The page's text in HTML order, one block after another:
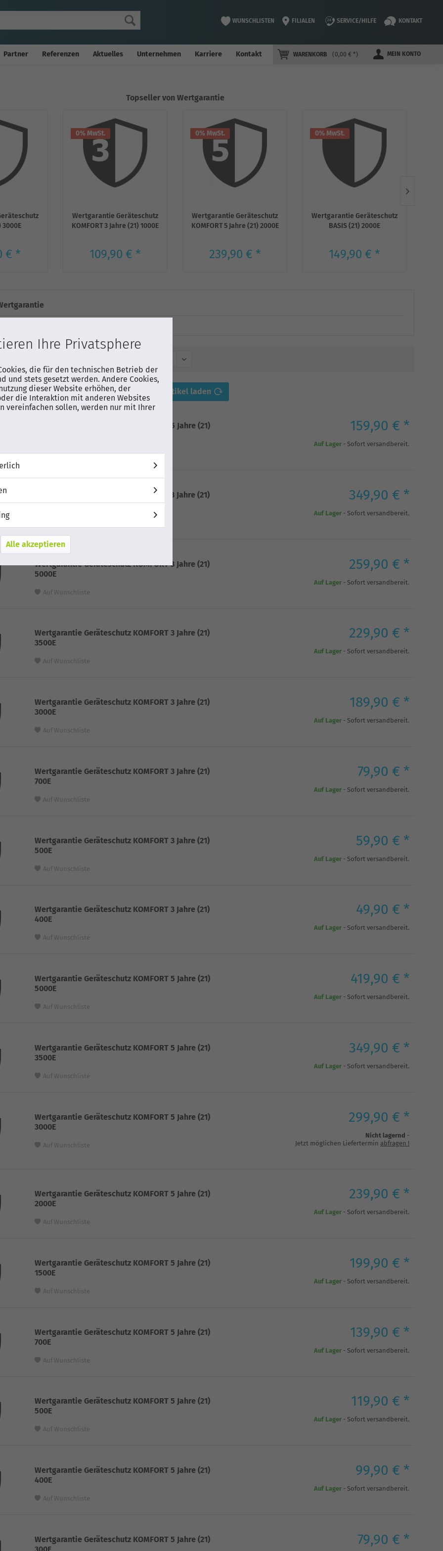
WUNSCHLISTEN FILIALEN SERVICE/HILFE KONTAKT
WARENKORB 0,00 € * MEIN KONTO
Partner Referenzen Aktuelles Unternehmen Karriere Kontakt
Ihre Privatsphere
die für den technischen Betrieb der
und stets gesetzt werden. Andere Cookies,
dieser Website erhöhen, der
die Interaktion mit anderen Websites
vereinfachen sollen, werden nur mit Ihrer
Alle akzeptieren
Topseller von Wertgarantie
3000E
€ *
0% MwSt.
Wertgarantie Geräteschutz
KOMFORT 3 Jahre (21) 1000E
109,90 € *
0% MwSt.
Wertgarantie Geräteschutz
KOMFORT 5 Jahre (21) 2000E
239,90 € *
0% MwSt.
Wertgarantie Geräteschutz
BASIS (21) 2000E
149,90 € *
Vorherige Artikel laden
Wertgarantie Geräteschutz KOMFORT 5 Jahre (21)
Auf Wunschliste
159,90 € *
Auf Lager - Sofort versandbereit.
Wertgarantie Geräteschutz KOMFORT 3 Jahre (21)
7500E
349,90 € *
Auf Lager - Sofort versandbereit.
Wertgarantie Geräteschutz KOMFORT 3 Jahre (21)
5000E
Auf Wunschliste
259,90 € *
Auf Lager - Sofort versandbereit.
Wertgarantie Geräteschutz KOMFORT 3 Jahre (21)
3500E
Auf Wunschliste
229,90 € *
Auf Lager - Sofort versandbereit.
Wertgarantie Geräteschutz KOMFORT 3 Jahre (21)
3000E
Auf Wunschliste
189,90 € *
Auf Lager - Sofort versandbereit.
Wertgarantie Geräteschutz KOMFORT 3 Jahre (21)
700E
Auf Wunschliste
79,90 € *
Auf Lager - Sofort versandbereit.
Wertgarantie Geräteschutz KOMFORT 3 Jahre (21)
500E
Auf Wunschliste
59,90 € *
Auf Lager - Sofort versandbereit.
Wertgarantie Geräteschutz KOMFORT 3 Jahre (21)
400E
Auf Wunschliste
49,90 € *
Auf Lager - Sofort versandbereit.
Wertgarantie Geräteschutz KOMFORT 5 Jahre (21)
5000E
Auf Wunschliste
419,90 € *
Auf Lager - Sofort versandbereit.
Wertgarantie Geräteschutz KOMFORT 5 Jahre (21)
3500E
Auf Wunschliste
349,90 € *
Auf Lager - Sofort versandbereit.
Wertgarantie Geräteschutz KOMFORT 5 Jahre (21)
3000E
Auf Wunschliste
299,90 € *
Nicht lagernd -
Jetzt möglichen Liefertermin abfragen !
Wertgarantie Geräteschutz KOMFORT 5 Jahre (21)
2000E
Auf Wunschliste
239,90 € *
Auf Lager - Sofort versandbereit.
Wertgarantie Geräteschutz KOMFORT 5 Jahre (21)
1500E
Auf Wunschliste
199,90 € *
Auf Lager - Sofort versandbereit.
Wertgarantie Geräteschutz KOMFORT 5 Jahre (21)
700E
Auf Wunschliste
139,90 € *
Auf Lager - Sofort versandbereit.
Wertgarantie Geräteschutz KOMFORT 5 Jahre (21)
500E
Auf Wunschliste
119,90 € *
Auf Lager - Sofort versandbereit.
Wertgarantie Geräteschutz KOMFORT 5 Jahre (21)
400E
Auf Wunschliste
99,90 € *
Auf Lager - Sofort versandbereit.
Wertgarantie Geräteschutz KOMFORT 5 Jahre (21)
79,90 € *